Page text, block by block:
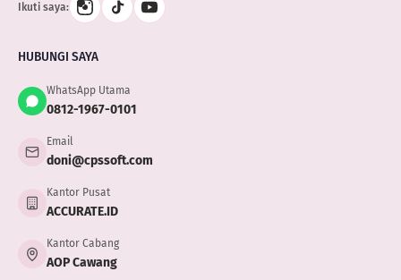
Ikuti saya:
HUBUNGI SAYA
WhatsApp Utama
0812-1967-0101
Email
doni@cpssoft.com
Kantor Pusat
ACCURATE.ID
Kantor Cabang
AOP Cawang